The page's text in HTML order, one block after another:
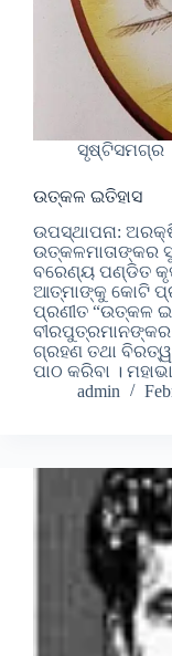
ସୃଷ୍ଟିସମଗ୍ର
ଉତ୍କଳ ଇତିହାସ
ଉପସ୍ଥାପନା:
ଉତ୍କଳମାତାଙ୍କର
ବରେଣ୍ୟ ପଣ୍ଡିତ
ଆତ୍ମାଙ୍କୁ କୋଟି
ପ୍ରଣୀତ “ଉତ୍କଳ
ବୀରପୁତ୍ରମାନଙ୍କର
ଗ୍ରହଣ ତଥା ବିରତ୍ୱ
ପାଠ କରିବା ।
admin